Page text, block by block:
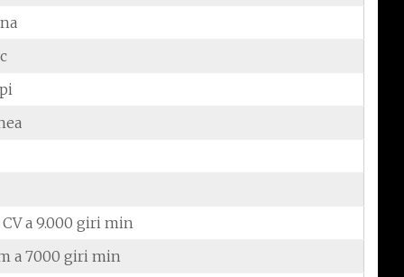
CV a 9.000 giri min
a 7000 giri min